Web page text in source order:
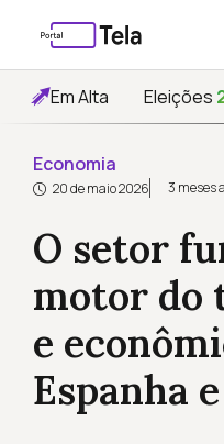
Em Alta Eleições
Economia
20 de maio 2026 3 meses
O setor
motor do
e
Espanha